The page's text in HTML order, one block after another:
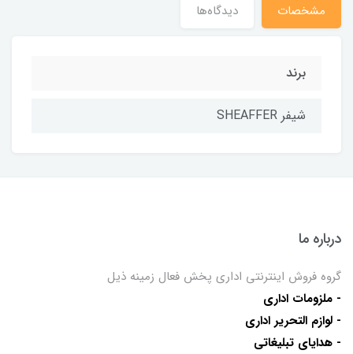
مشخصات دیدگاه‌ها
برند
شیفر SHEAFFER
درباره ما
گروه فروش اینترنتی اداری پخش فعال زمینه ذیل
- ملزومات اداری
- لوازم التحریر اداری
- هدایای تبلیغاتی